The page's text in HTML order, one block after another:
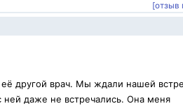
[отзыв
другой врач. Мы ждали нашей
даже не встречались. Она меня